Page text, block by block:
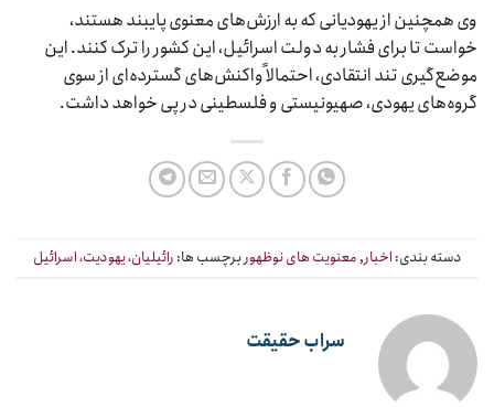
وی همچنین از یهودیانی که به ارزش‌های معنوی پایبند هستند،
خواست تا برای فشار به دولت اسرائیل، این کشور را ترک کنند. این
موضع‌گیری تند انتقادی، احتمالاً واکنش‌های گسترده‌ای از سوی
گروه‌های یهودی، صهیونیستی و فلسطینی در پی خواهد داشت.
دسته بندی: اخبار,معنویت های نوظهوربرچسب ها: رائیلیان، یهودیت، اسرائیل
سراب حقیقت